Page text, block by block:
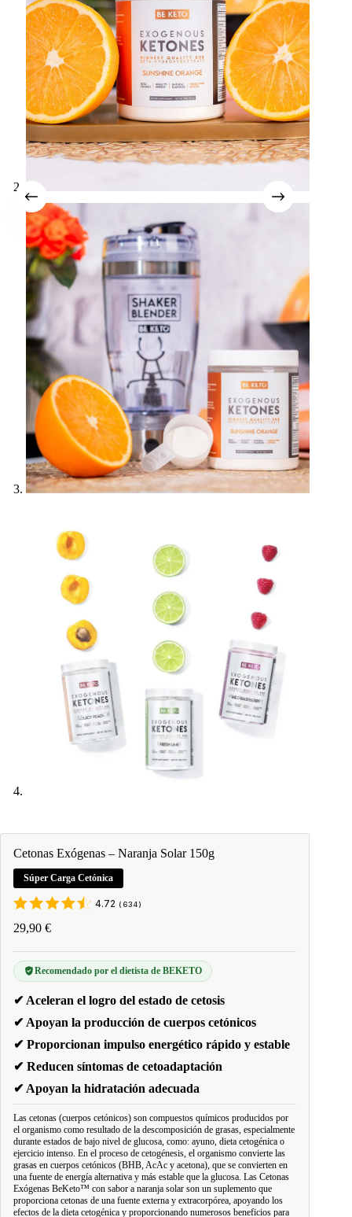
Cetonas Exógenas – Naranja Solar 150g
Súper Carga Cetónica
4.72 ( 634)
29,90 €
Recomendado por el dietista de BEKETO
✔ Aceleran el logro del estado de cetosis
✔ Apoyan la producción de cuerpos cetónicos
✔ Proporcionan impulso energético rápido y estable
✔ Reducen síntomas de cetoadaptación
✔ Apoyan la hidratación adecuada
Las cetonas (cuerpos cetónicos) son compuestos químicos producidos por
el organismo como resultado de la descomposición de grasas, especialmente
durante estados de bajo nivel de glucosa, como: ayuno, dieta cetogénica o
ejercicio intenso. En el proceso de cetogénesis, el organismo convierte las
grasas en cuerpos cetónicos (BHB, AcAc y acetona), que se convierten en
una fuente de energía alternativa y más estable que la glucosa. Las Cetonas
Exógenas BeKeto™ con sabor a naranja solar son un suplemento que
proporciona cetonas de una fuente externa y extracorpórea, apoyando los
efectos de la dieta cetogénica y proporcionando numerosos beneficios para